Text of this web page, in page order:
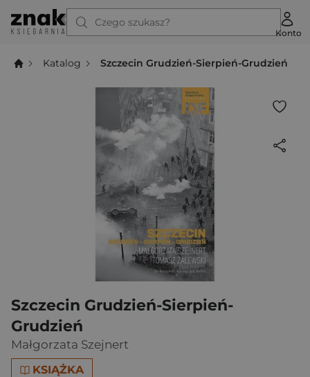
Czego szukasz?
Konto
Katalog Szczecin Grudzień-Sierpień-Grudzień
Szczecin Grudzień-Sierpień-
Grudzień
Małgorzata Szejnert
KSIĄŻKA